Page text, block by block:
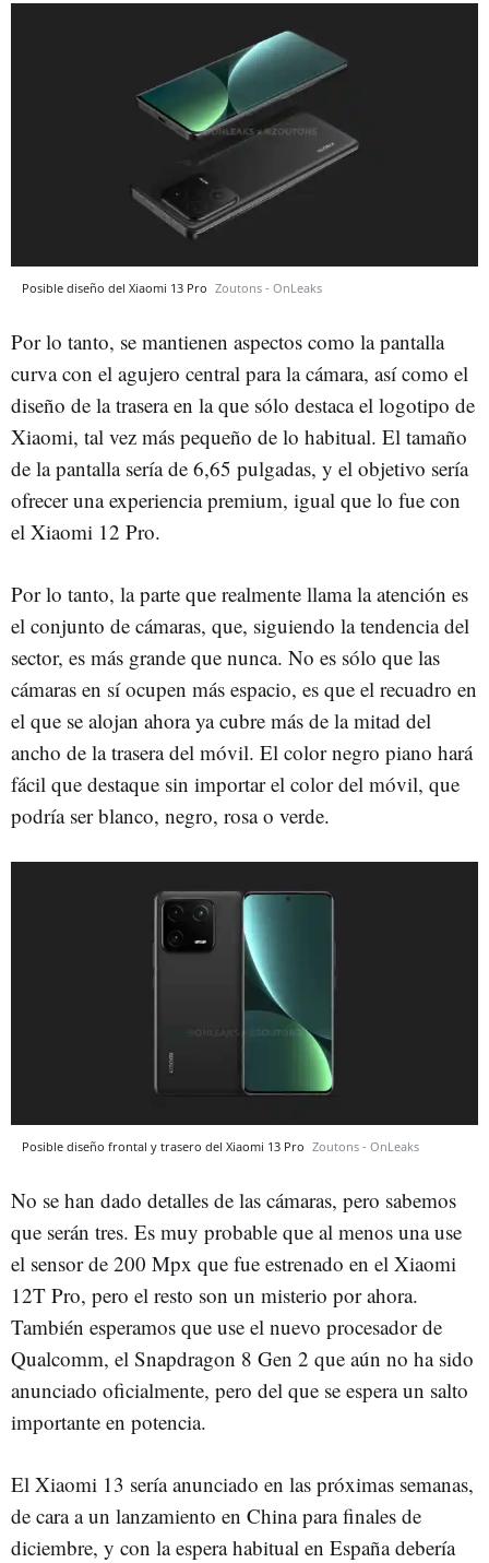
Posible diseño del Xiaomi 13 Pro Zoutons - OnLeaks
Por lo tanto, se mantienen aspectos como la pantalla
curva con el agujero central para la cámara, así como el
diseño de la trasera en la que sólo destaca el logotipo de
Xiaomi, tal vez más pequeño de lo habitual. El tamaño
de la pantalla sería de 6,65 pulgadas, y el objetivo sería
ofrecer una experiencia premium, igual que lo fue con
el Xiaomi 12 Pro.
Por lo tanto, la parte que realmente llama la atención es
el conjunto de cámaras, que, siguiendo la tendencia del
sector, es más grande que nunca. No es sólo que las
cámaras en sí ocupen más espacio, es que el recuadro en
el que se alojan ahora ya cubre más de la mitad del
ancho de la trasera del móvil. El color negro piano hará
fácil que destaque sin importar el color del móvil, que
podría ser blanco, negro, rosa o verde.
Posible diseño frontal y trasero del Xiaomi 13 Pro Zoutons - OnLeaks
No se han dado detalles de las cámaras, pero sabemos
que serán tres. Es muy probable que al menos una use
el sensor de 200 Mpx que fue estrenado en el Xiaomi
12T Pro, pero el resto son un misterio por ahora.
También esperamos que use el nuevo procesador de
Qualcomm, el Snapdragon 8 Gen 2 que aún no ha sido
anunciado oficialmente, pero del que se espera un salto
importante en potencia.
El Xiaomi 13 sería anunciado en las próximas semanas,
de cara a un lanzamiento en China para finales de
diciembre, y con la espera habitual en España debería